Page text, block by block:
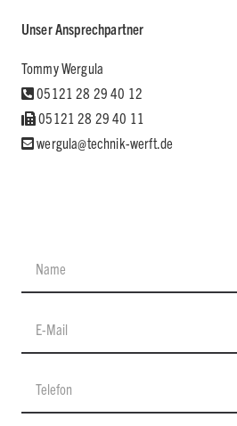
Unser Ansprechpartner
Tommy Wergula
05121 28 29 40 12
05121 28 29 40 11
wergula@technik-werft.de